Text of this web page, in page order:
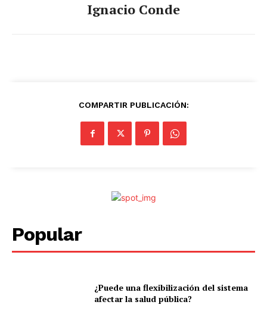
Ignacio Conde
COMPARTIR PUBLICACIÓN:
Popular
¿Puede una flexibilización del sistema
afectar la salud pública?